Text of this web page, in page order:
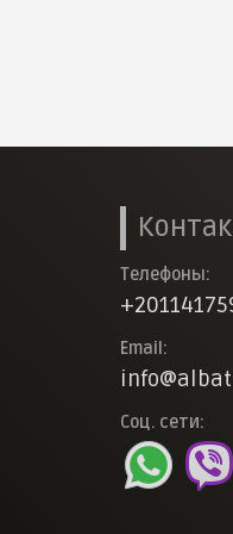
Телефоны:
Email:
Соц. cети: